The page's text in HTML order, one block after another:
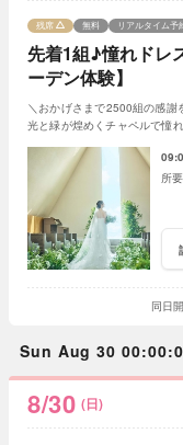
先着1組♪憧れドレ
ーデン体験】
残席 無料 リアルタイム予
＼おかげさまで2500組の感
光と緑が煌めくチャペルで憧
同日
Sun Aug 30
8/30 (日)